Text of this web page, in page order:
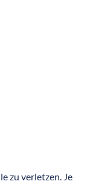
zu verletzen. Je